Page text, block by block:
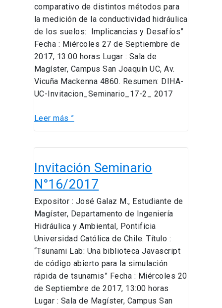
comparativo de distintos métodos para
la medición de la conductividad hidráulica
de los suelos: Implicancias y Desafíos”
Fecha : Miércoles 27 de Septiembre de
2017, 13:00 horas Lugar : Sala de
Magíster, Campus San Joaquín UC, Av.
Vicuña Mackenna 4860. Resumen: DIHA-
UC-Invitacion_Seminario_17-2_ 2017
Leer más ”
Invitación Seminario
N°16/2017
Expositor : José Galaz M., Estudiante de
Magíster, Departamento de Ingeniería
Hidráulica y Ambiental, Pontificia
Universidad Católica de Chile. Título :
“Tsunami Lab: Una biblioteca Javascript
de código abierto para la simulación
rápida de tsunamis” Fecha : Miércoles 20
de Septiembre de 2017, 13:00 horas
Lugar : Sala de Magíster, Campus San
Seminario
N°16/2017